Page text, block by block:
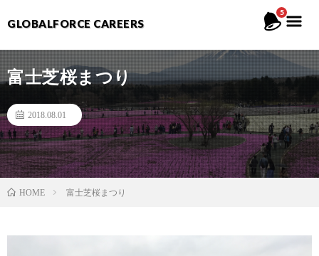
5
GLOBALFORCE CAREERS
富士芝桜まつり
2018.08.01
HOME 富士芝桜まつり